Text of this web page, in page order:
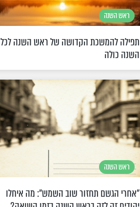
ראש השנה
תפילה להמשכת הקדושה של ראש השנה לכל
השנה כולה
ראש השנה
"אחרי הגשם תחזור שוב השמש": מה איחלו